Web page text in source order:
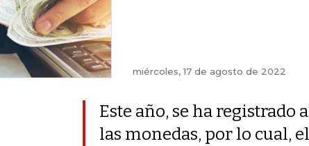
miércoles, 17 de agosto de 2022
Este año, se ha registrado
las monedas, por lo cual,